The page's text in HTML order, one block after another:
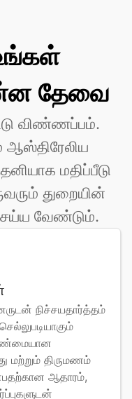
தேவை
விண்ணப்பம்.
ஆஸ்திரேலிய
மதிப்பீடு
துறையின்
வேண்டும்.
நிச்சயதார்த்தம்
மற்றும் திருமணம்
ஆதாரம்,